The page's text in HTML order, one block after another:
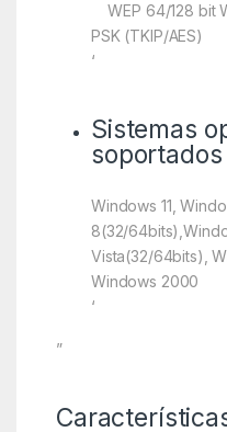
WEP 64/128 bit
PSK (TKIP/AES)
‘
Sistemas
soportados
Windows 11,
8(32/
Vista(32/64bits),
Windows 2000
‘
”